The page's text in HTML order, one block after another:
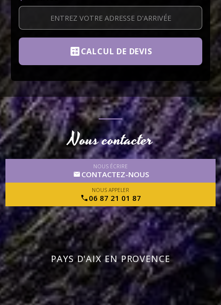
calculateCALCUL DE DEVIS
Nous contacter
NOUS ÉCRIRE
CONTACTEZ-NOUS
NOUS APPELER
06 87 21 01 87
PAYS D'AIX EN PROVENCE